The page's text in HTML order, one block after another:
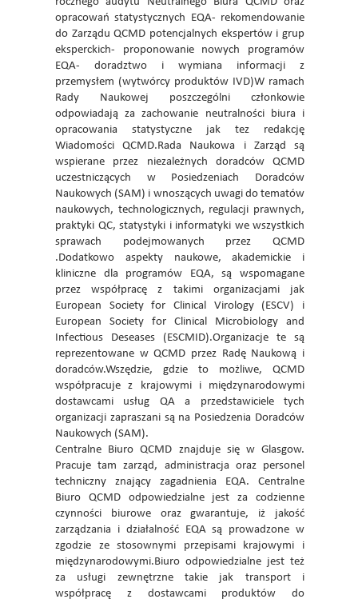
opracowań statystycznych EQA- rekomendowanie
do Zarządu QCMD potencjalnych ekspertów i grup
eksperckich- proponowanie nowych programów
EQA- doradztwo i wymiana informacji z
przemysłem (wytwórcy produktów IVD)W ramach
Rady Naukowej poszczególni członkowie
odpowiadają za zachowanie neutralności biura i
opracowania statystyczne jak tez redakcję
Wiadomości QCMD.Rada Naukowa i Zarząd są
wspierane przez niezależnych doradców QCMD
uczestniczących w Posiedzeniach Doradców
Naukowych (SAM) i wnoszących uwagi do tematów
naukowych, technologicznych, regulacji prawnych,
praktyki QC, statystyki i informatyki we wszystkich
sprawach podejmowanych przez QCMD
.Dodatkowo aspekty naukowe, akademickie i
kliniczne dla programów EQA, są wspomagane
przez współpracę z takimi organizacjami jak
European Society for Clinical Virology (ESCV) i
European Society for Clinical Microbiology and
Infectious Deseases (ESCMID).Organizacje te są
reprezentowane w QCMD przez Radę Naukową i
doradców.Wszędzie, gdzie to możliwe, QCMD
współpracuje z krajowymi i międzynarodowymi
dostawcami usług QA a przedstawiciele tych
organizacji zapraszani są na Posiedzenia Doradców
Naukowych (SAM).
Centralne Biuro QCMD znajduje się w Glasgow.
Pracuje tam zarząd, administracja oraz personel
techniczny znający zagadnienia EQA. Centralne
Biuro QCMD odpowiedzialne jest za codzienne
czynności biurowe oraz gwarantuje, iż jakość
zarządzania i działalność EQA są prowadzone w
zgodzie ze stosownymi przepisami krajowymi i
międzynarodowymi.Biuro odpowiedzialne jest też
za usługi zewnętrzne takie jak transport i
współpracę z dostawcami produktów do